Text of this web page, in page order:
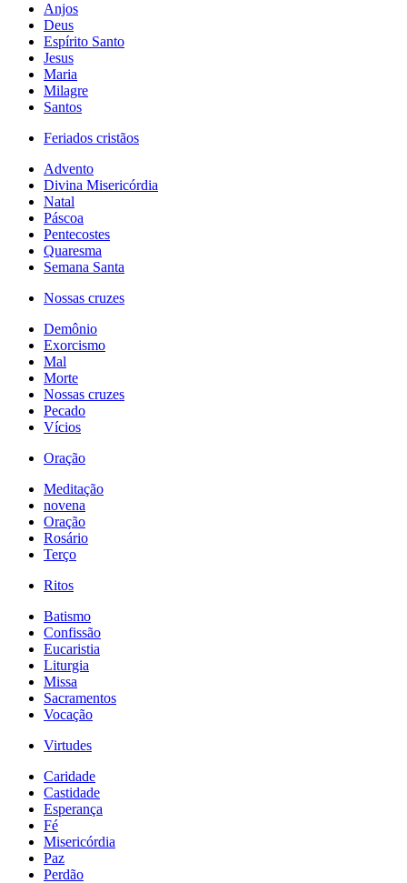
Anjos
Deus
Espírito Santo
Jesus
Maria
Milagre
Santos
Feriados cristãos
Advento
Divina Misericórdia
Natal
Páscoa
Pentecostes
Quaresma
Semana Santa
Nossas cruzes
Demônio
Exorcismo
Mal
Morte
Nossas cruzes
Pecado
Vícios
Oração
Meditação
novena
Oração
Rosário
Terço
Ritos
Batismo
Confissão
Eucaristia
Liturgia
Missa
Sacramentos
Vocação
Virtudes
Caridade
Castidade
Esperança
Fé
Misericórdia
Paz
Perdão